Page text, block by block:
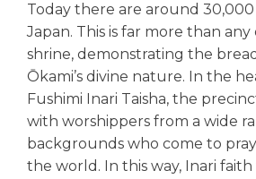
Today there are around 30,000
Japan. This is far more than
shrine, demonstrating the
Ōkami’s divine nature. In the
Fushimi Inari Taisha, the
with worshippers from a wide
backgrounds who come to
the world. In this way, Inari